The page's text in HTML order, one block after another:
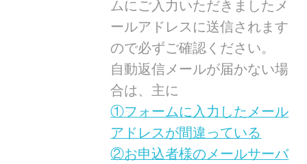
ムにご入力いただきましたメ
ールアドレスに送信されます
ので必ずご確認ください。
自動返信メールが届かない場
合は、主に
①フォームに入力したメール
アドレスが間違っている
②お申込者様のメールサーバ